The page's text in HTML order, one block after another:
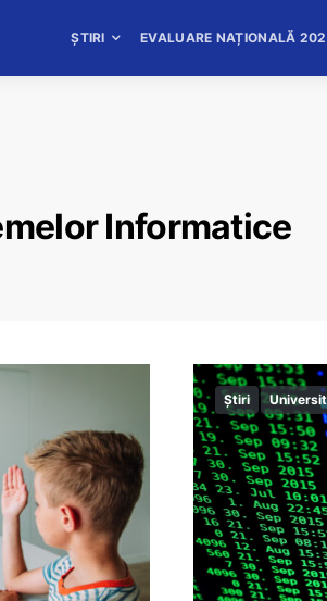
ȘTIRI EVALUARE NAȚIONALĂ
Informatice
Știri